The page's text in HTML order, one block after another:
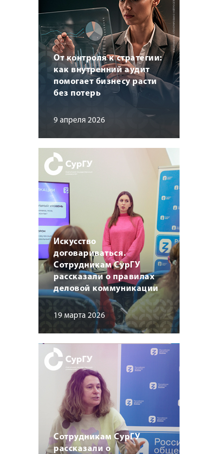
От контроля к стратегии:
как внутренний аудит
помогает бизнесу расти
без потерь
9 апреля 2026
Искусство
договариваться.
Сотрудникам СурГУ
рассказали о правилах
деловой коммуникации
19 марта 2026
Сотрудникам СурГУ
рассказали о